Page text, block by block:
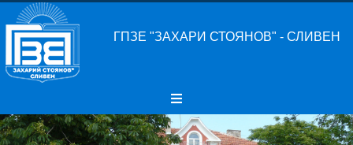
ГПЗЕ "ЗАХАРИ СТОЯНОВ" - СЛИВЕН